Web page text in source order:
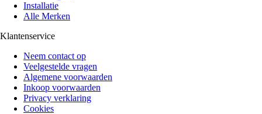
Installatie
Alle Merken
Klantenservice
Neem contact op
Veelgestelde vragen
Algemene voorwaarden
Inkoop voorwaarden
Privacy verklaring
Cookies